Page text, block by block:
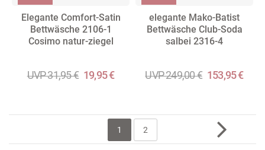
Elegante Comfort-Satin
Bettwäsche 2106-1
Cosimo natur-ziegel
UVP 31,95 € 19,95 €
elegante Mako-Batist
Bettwäsche Club-Soda
salbei 2316-4
UVP 249,00 € 153,95 €
1 2